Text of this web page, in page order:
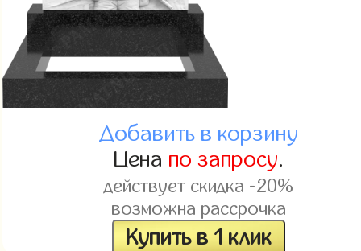
Добавить в корзину
Цена по запросу.
действует скидка -20%
возможна рассрочка
Купить в 1 клик